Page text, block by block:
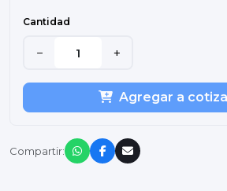
Cantidad
− +
Agregar a
Compartir: